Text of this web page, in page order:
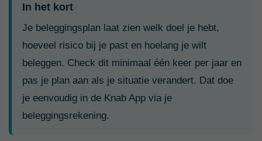
In het kort
Je beleggingsplan laat zien welk doel je hebt,
hoeveel risico bij je past en hoelang je wilt
beleggen. Check dit minimaal één keer per jaar en
pas je plan aan als je situatie verandert. Dat doe
je eenvoudig in de Knab App via je
beleggingsrekening.